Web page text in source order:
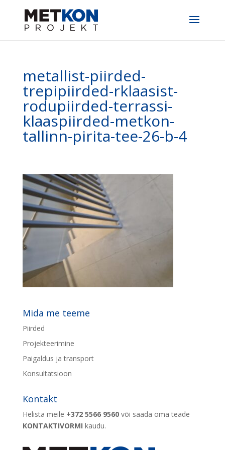
metallist-piirded-
trepipiirded-rklaasist-
rodupiirded-terrassi-
klaaspiirded-metkon-
tallinn-pirita-tee-26-b-4
Mida me teeme
Piirded
Projekteerimine
Paigaldus ja transport
Konsultatsioon
Kontakt
Helista meile +372 5566 9560või saada oma teade
KONTAKTIVORMI kaudu.